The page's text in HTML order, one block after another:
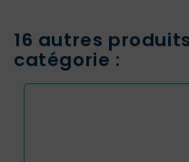
16 autres
catégorie :